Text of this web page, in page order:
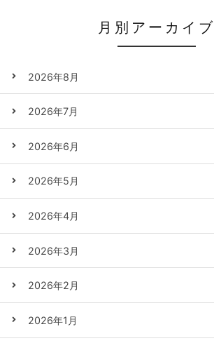
月別アーカイブ
2026年8月
2026年7月
2026年6月
2026年5月
2026年4月
2026年3月
2026年2月
2026年1月